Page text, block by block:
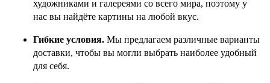
художниками и галереями со всего мира, поэтому у
нас вы найдёте картины на любой вкус.
Гибкие условия. Мы предлагаем различные варианты
доставки, чтобы вы могли выбрать наиболее удобный
для себя.